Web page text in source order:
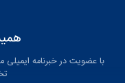
با عضویت در خبرنامه